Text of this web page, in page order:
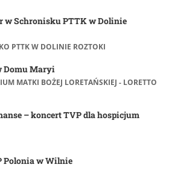
w Schronisku PTTK w Dolinie
PTTK W DOLINIE ROZTOKI
Domu Maryi
MATKI BOŻEJ LORETAŃSKIEJ - LORETTO
– koncert TVP dla hospicjum
Polonia w Wilnie